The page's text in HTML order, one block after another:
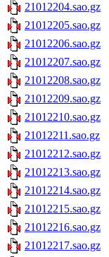
21012204.sao.gz
21012205.sao.gz
21012206.sao.gz
21012207.sao.gz
21012208.sao.gz
21012209.sao.gz
21012210.sao.gz
21012211.sao.gz
21012212.sao.gz
21012213.sao.gz
21012214.sao.gz
21012215.sao.gz
21012216.sao.gz
21012217.sao.gz